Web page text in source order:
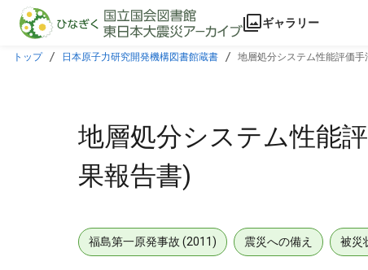
本文に飛ぶ
ギャラリー
トップ 日本原子力研究開発機構図書館蔵書 地層処分システム性能評価
地層処分システム性能
果報告書)
福島第一原発事故 (2011) 震災への備え 被災